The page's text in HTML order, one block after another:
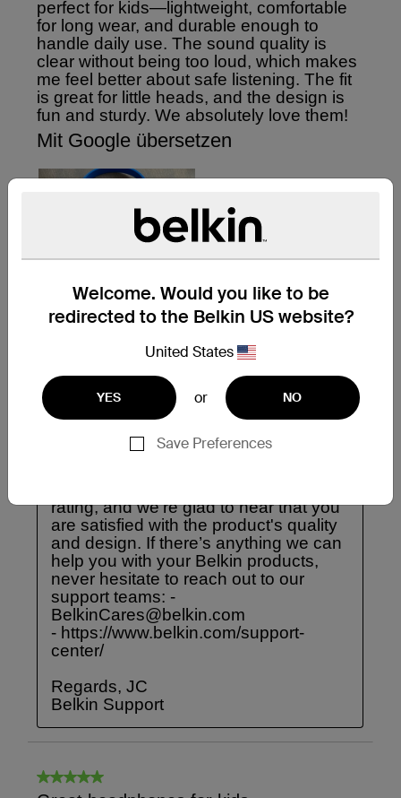
Welcome. Would you like to be
redirected to the Belkin US website?
United States
YES or NO
Save Preferences